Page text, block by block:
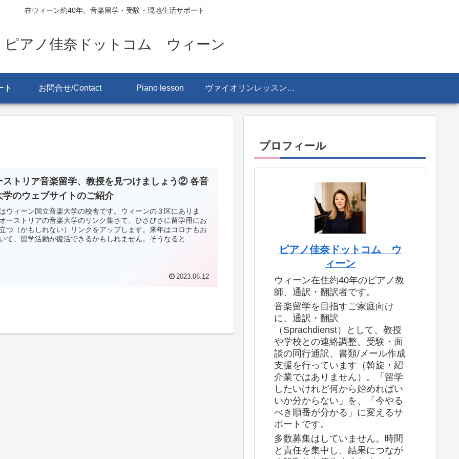
在ウィーン約40年。音楽留学・受験・現地生活サポート
ピアノ佳奈ドットコム ウィーン
ト お問合せ/Contact Piano lesson ヴァイオリンレッスン／リザ・マリア Lisa-Maria SEKINE
ストリア音楽留学、教授を見つけましょう② 各音
学のウェブサイトのご紹介
ウィーン国立音楽大学の校舎です。ウィーンの３区にありま
ーストリアの音楽大学のリンク集さて、ひさびさに留学用にお
つ（かもしれない）リンクをアップします。来年はコロナもお
て、留学活動が復活できるかもしれません。そうなると...
2023.06.12
プロフィール
ピアノ佳奈ドットコム ウ
ィーン
ウィーン在住約40年のピアノ教
師、通訳・翻訳者です。
音楽留学を目指すご家庭向け
に、通訳・翻訳
（Sprachdienst）として、教授
や学校との連絡調整、受験・面
談の同行通訳、書類/メール作成
支援を行っています（斡旋・紹
介業ではありません）。「留学
したいけれど何から始めればい
いか分からない」を、「今やる
べき順番が分かる」に変えるサ
ポートです。
多数募集はしていません。時間
と責任を集中し、結果につなが